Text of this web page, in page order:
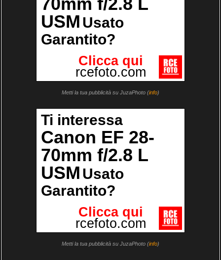
Metti la tua pubblicità su JuzaPhoto (info)
Metti la tua pubblicità su JuzaPhoto (info)